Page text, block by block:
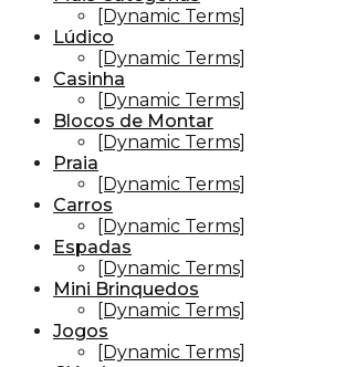
[Dynamic Terms]
Lúdico
[Dynamic Terms]
Casinha
[Dynamic Terms]
Blocos de Montar
[Dynamic Terms]
Praia
[Dynamic Terms]
Carros
[Dynamic Terms]
Espadas
[Dynamic Terms]
Mini Brinquedos
[Dynamic Terms]
Jogos
[Dynamic Terms]